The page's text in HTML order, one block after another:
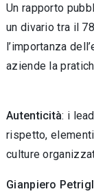
Un rapporto
un divario tra il
l’importanza
aziende la
Autenticità: i
rispetto,
culture
Gianpiero